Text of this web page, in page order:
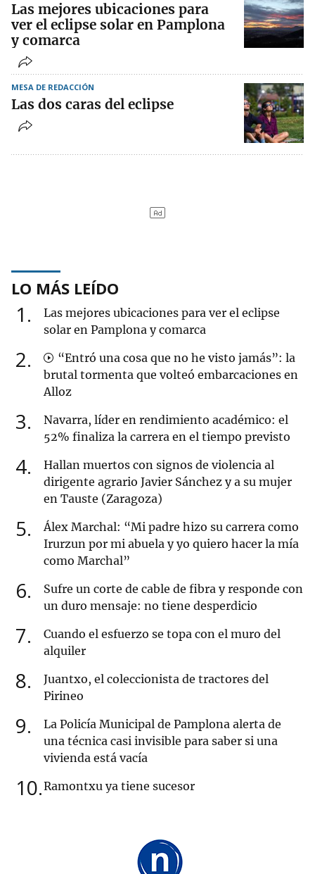
Las mejores ubicaciones para
ver el eclipse solar en Pamplona
y comarca
MESA DE REDACCIÓN
Las dos caras del eclipse
LO MÁS LEÍDO
1
Las mejores ubicaciones para ver el eclipse
solar en Pamplona y comarca
2
“Entró una cosa que no he visto jamás”: la
brutal tormenta que volteó embarcaciones en
Alloz
3
Navarra, líder en rendimiento académico: el
52% finaliza la carrera en el tiempo previsto
4
Hallan muertos con signos de violencia al
dirigente agrario Javier Sánchez y a su mujer
en Tauste (Zaragoza)
5
Álex Marchal: “Mi padre hizo su carrera como
Irurzun por mi abuela y yo quiero hacer la mía
como Marchal”
6
Sufre un corte de cable de fibra y responde con
un duro mensaje: no tiene desperdicio
7
Cuando el esfuerzo se topa con el muro del
alquiler
8
Juantxo, el coleccionista de tractores del
Pirineo
9
La Policía Municipal de Pamplona alerta de
una técnica casi invisible para saber si una
vivienda está vacía
10 Ramontxu ya tiene sucesor